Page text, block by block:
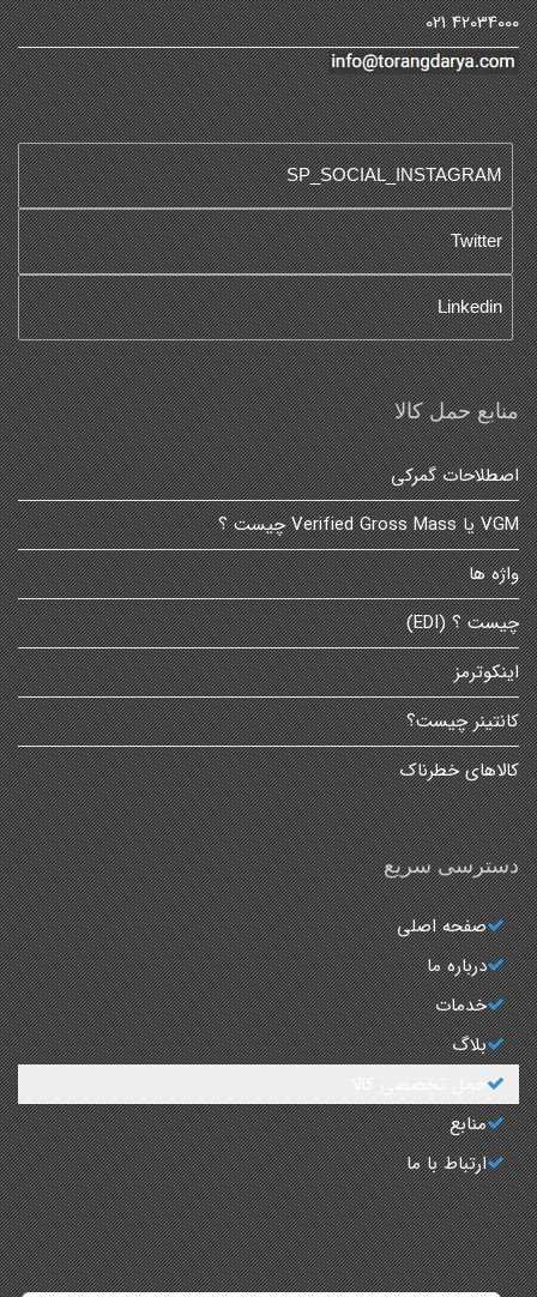
42034000 021
SP_SOCIAL_INSTAGRAM
Twitter
Linkedin
منابع حمل کالا
اصطلاحات گمرکی
VGM یا Verified Gross Mass چیست ؟
واژه ها
چیست ؟ (EDI)
اینکوترمز
کانتینر چیست؟
کالاهای خطرناک
دسترسی سریع
صفحه اصلی
درباره ما
خدمات
بلاگ
منابع
ارتباط با ما